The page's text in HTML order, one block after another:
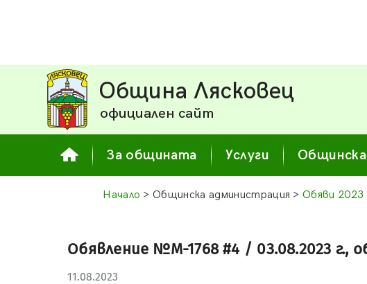
Община Лясковец
официален сайт
За общината Услуги
Начало > Общинска администрация >Обяви 2023
Обявление №М-1768 #4 / 03.08.2023 г.,
11.08.2023